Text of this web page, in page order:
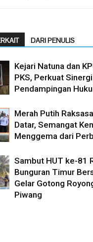
DARI PENULIS
Kejari Natuna dan
PKS, Perkuat
Pendampingan
Merah Putih
Datar, Semangat
Menggema dari
Sambut HUT ke-81
Bunguran Timur
Gelar Gotong
Piwang